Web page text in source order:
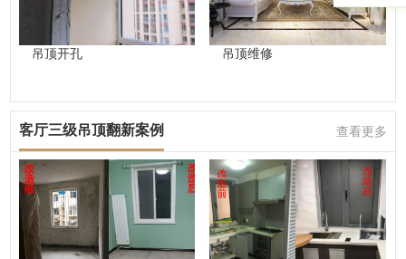
吊顶开孔 吊顶维修
客厅三级吊顶翻新案例 查看更多